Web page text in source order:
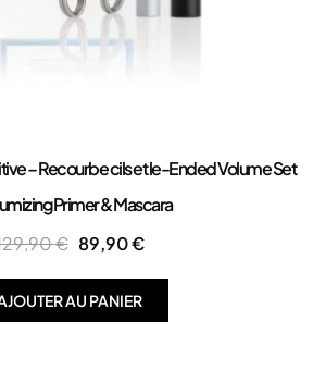
– Recourbe cils et le-Ended Volume Set
Primer & Mascara
€ 89,90€
AU PANIER